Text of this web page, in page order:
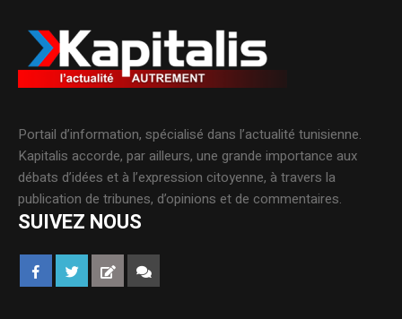
Portail d’information, spécialisé dans l’actualité tunisienne.
Kapitalis accorde, par ailleurs, une grande importance aux
débats d’idées et à l’expression citoyenne, à travers la
publication de tribunes, d’opinions et de commentaires.
SUIVEZ NOUS